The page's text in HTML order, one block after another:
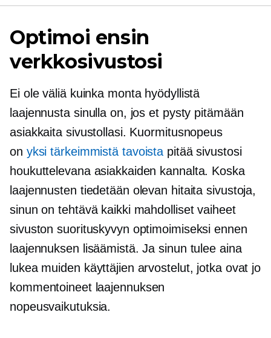
Optimoi ensin
verkkosivustosi
Ei ole väliä kuinka monta hyödyllistä
laajennusta sinulla on, jos et pysty pitämään
asiakkaita sivustollasi. Kuormitusnopeus
on yksi tärkeimmistä tavoista pitää sivustosi
houkuttelevana asiakkaiden kannalta. Koska
laajennusten tiedetään olevan hitaita sivustoja,
sinun on tehtävä kaikki mahdolliset vaiheet
sivuston suorituskyvyn optimoimiseksi ennen
laajennuksen lisäämistä. Ja sinun tulee aina
lukea muiden käyttäjien arvostelut, jotka ovat jo
kommentoineet laajennuksen
nopeusvaikutuksia.